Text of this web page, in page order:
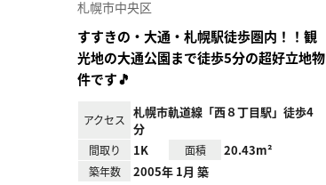
札幌市中央区
すすきの・大通・札幌駅徒歩圏内！！観
光地の大通公園まで徒歩5分の超好立地物
件です🎵
アクセス
札幌市軌道線「西８丁目駅」徒歩4
分
間取り 1K 面積 20.43m²
築年数 2005年 1月 築